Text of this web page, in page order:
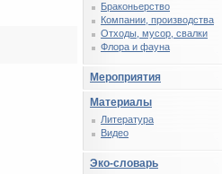
Браконьерство
Компании, производства
Отходы, мусор, свалки
Флора и фауна
Мероприятия
Материалы
Литература
Видео
Эко-словарь